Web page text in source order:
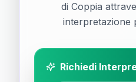
di Coppia
interpretazione
Richiedi